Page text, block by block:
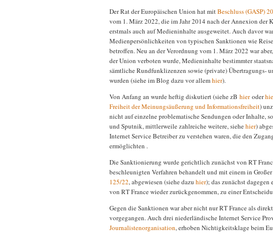
Der Rat der Europäischen Union hat mitBeschluss (GASP)
vom 1. März 2022, die im Jahr 2014 nach der Annexion der
erstmals auch auf Medieninhalte ausgeweitet. Auch davor
Medienpersönlichkeiten von typischen Sanktionen wie
betroffen. Neu an der Verordnung vom 1. März 2022 war
der Union verboten wurde, Medieninhalte bestimmter
sämtliche Rundfunklizenzen sowie (private) Übertragungs-
wurden (siehe im Blog dazu vor allemhier).
Von Anfang an wurde heftig diskutiert (siehe zB hieroder
Freiheit der Meinungsäußerung und Informationsfreiheit)
nicht auf einzelne problematische Sendungen oder Inhalte,
und Sputnik, mittlerweile zahlreiche weitere, siehehier)
Internet Service Betreiber zu verstehen waren, die den
ermöglichten .
Die Sanktionierung wurde gerichtlich zunächst von RT
beschleunigten Verfahren behandelt und mit einem in Großer
125/22, abgewiesen (siehe dazu hier); das zunächst
von RT France wieder zurückgenommen, zu einer
Gegen die Sanktionen war aber nicht nur RT France als
vorgegangen. Auch drei niederländische Internet Service
Journalistenorganisation, erhoben Nichtigkeitsklage beim